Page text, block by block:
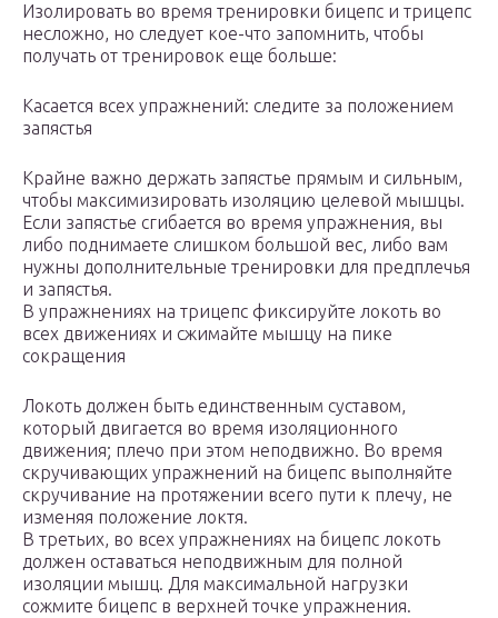
Изолировать во время тренировки бицепс и трицепс
несложно, но следует кое-что запомнить, чтобы
получать от тренировок еще больше:
Касается всех упражнений: следите за положением
запястья
Крайне важно держать запястье прямым и сильным,
чтобы максимизировать изоляцию целевой мышцы.
Если запястье сгибается во время упражнения, вы
либо поднимаете слишком большой вес, либо вам
нужны дополнительные тренировки для предплечья
и запястья.
В упражнениях на трицепс фиксируйте локоть во
всех движениях и сжимайте мышцу на пике
сокращения
Локоть должен быть единственным суставом,
который двигается во время изоляционного
движения; плечо при этом неподвижно. Во время
скручивающих упражнений на бицепс выполняйте
скручивание на протяжении всего пути к плечу, не
изменяя положение локтя.
В третьих, во всех упражнениях на бицепс локоть
должен оставаться неподвижным для полной
изоляции мышц. Для максимальной нагрузки
сожмите бицепс в верхней точке упражнения.